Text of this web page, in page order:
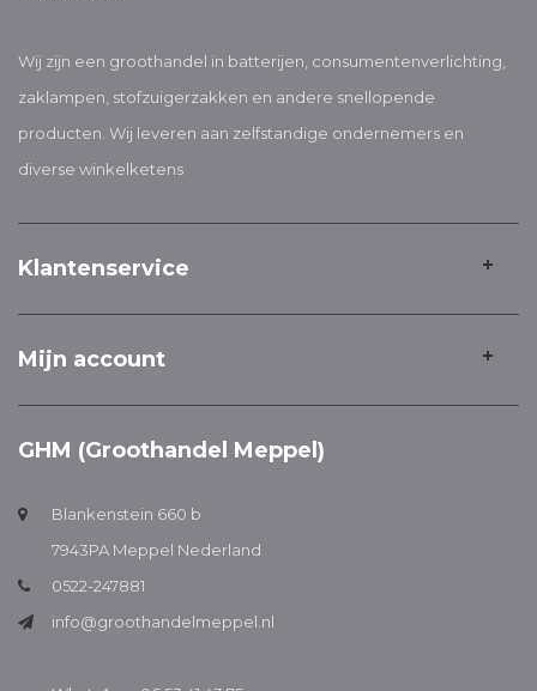
Wij zijn een groothandel in batterijen, consumentenverlichting,
zaklampen, stofzuigerzakken en andere snellopende
producten. Wij leveren aan zelfstandige ondernemers en
diverse winkelketens
Klantenservice
Mijn account
GHM (Groothandel Meppel)
Blankenstein 660 b
7943PA Meppel Nederland
0522-247881
info@groothandelmeppel.nl